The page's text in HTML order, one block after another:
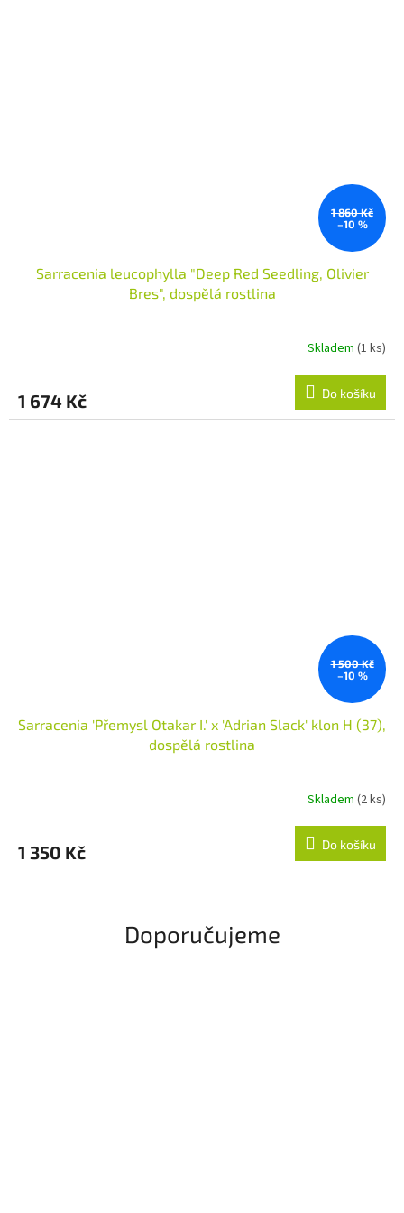
1 860 Kč
–10 %
Sarracenia leucophylla "Deep Red Seedling, Olivier
Bres", dospělá rostlina
Skladem (1 ks)
1 674 Kč Do košíku
1 500 Kč
–10 %
Sarracenia 'Přemysl Otakar I.' x 'Adrian Slack' klon H (37),
dospělá rostlina
Skladem (2 ks)
1 350 Kč Do košíku
Doporučujeme